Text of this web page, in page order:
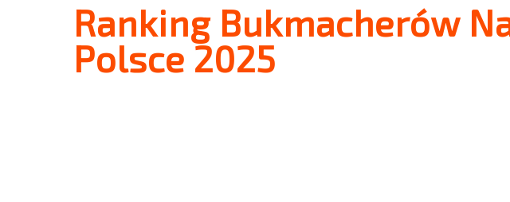
Ranking Bukmacherów
Polsce 2025